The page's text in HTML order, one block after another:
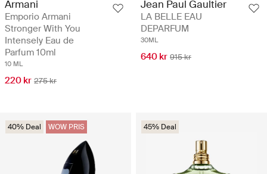
Armani
Emporio Armani
Stronger With You
Intensely Eau de
Parfum 10ml
10 ML
220 kr 275 kr
Jean Paul Gaultier
LA BELLE EAU
DEPARFUM
30ML
640 kr 915 kr
40% Deal WOW PRIS 45% Deal